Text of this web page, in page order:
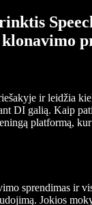
klonavimo
ir leidžia
DI galią. Kaip
platformą,
sprendimas ir
Jokios